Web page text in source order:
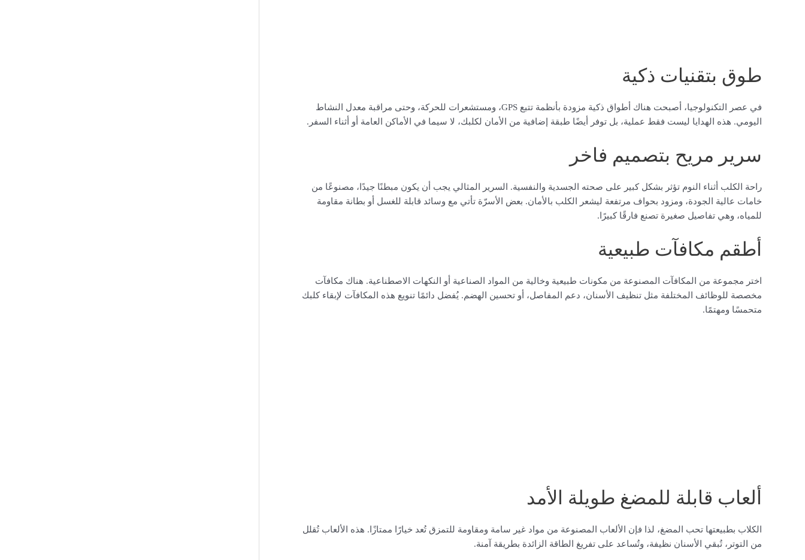
طوق بتقنيات ذكية
في عصر التكنولوجيا، أصبحت هناك أطواق ذكية مزودة بأنظمة تتبع GPS، ومستشعرات للحركة، وحتى مراقبة معدل النشاط
اليومي. هذه الهدايا ليست فقط عملية، بل توفر أيضًا طبقة إضافية من الأمان لكلبك، لا سيما في الأماكن العامة أو أثناء السفر.
سرير مريح بتصميم فاخر
راحة الكلب أثناء النوم تؤثر بشكل كبير على صحته الجسدية والنفسية. السرير المثالي يجب أن يكون مبطنًا جيدًا، مصنوعًا من
خامات عالية الجودة، ومزود بحواف مرتفعة ليشعر الكلب بالأمان. بعض الأسرّة تأتي مع وسائد قابلة للغسل أو بطانة مقاومة
للمياه، وهي تفاصيل صغيرة تصنع فارقًا كبيرًا.
أطقم مكافآت طبيعية
اختر مجموعة من المكافآت المصنوعة من مكونات طبيعية وخالية من المواد الصناعية أو النكهات الاصطناعية. هناك مكافآت
مخصصة للوظائف المختلفة مثل تنظيف الأسنان، دعم المفاصل، أو تحسين الهضم. يُفضل دائمًا تنويع هذه المكافآت لإبقاء كلبك
متحمسًا ومهتمًا.
ألعاب قابلة للمضغ طويلة الأمد
الكلاب بطبيعتها تحب المضغ، لذا فإن الألعاب المصنوعة من مواد غير سامة ومقاومة للتمزق تُعد خيارًا ممتازًا. هذه الألعاب تُقلل
من التوتر، تُبقي الأسنان نظيفة، وتُساعد على تفريغ الطاقة الزائدة بطريقة آمنة.